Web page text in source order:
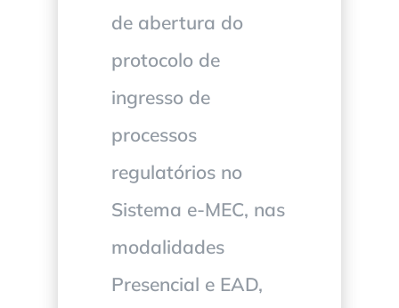
de abertura do
protocolo de
ingresso de
processos
regulatórios no
Sistema e-MEC, nas
modalidades
Presencial e EAD,